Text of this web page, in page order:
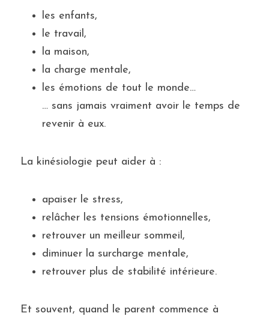
les enfants,
le travail,
la maison,
la charge mentale,
les émotions de tout le monde…
… sans jamais vraiment avoir le temps de
revenir à eux.
La kinésiologie peut aider à :
apaiser le stress,
relâcher les tensions émotionnelles,
retrouver un meilleur sommeil,
diminuer la surcharge mentale,
retrouver plus de stabilité intérieure.
Et souvent, quand le parent commence à